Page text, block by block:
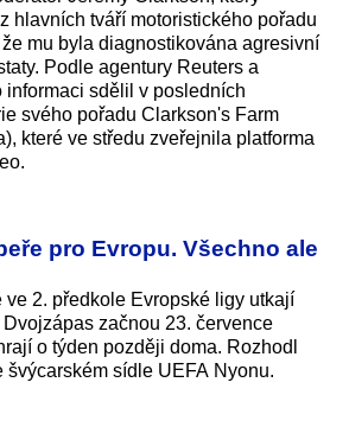
hlavních tváří motoristického pořadu
mu byla diagnostikována agresivní
Podle agentury Reuters a
informaci sdělil v posledních
svého pořadu Clarkson's Farm
které ve středu zveřejnila platforma
pro Evropu. Všechno ale
ve 2. předkole Evropské ligy utkají
začnou 23. července
o týden později doma. Rozhodl
švýcarském sídle UEFA Nyonu.